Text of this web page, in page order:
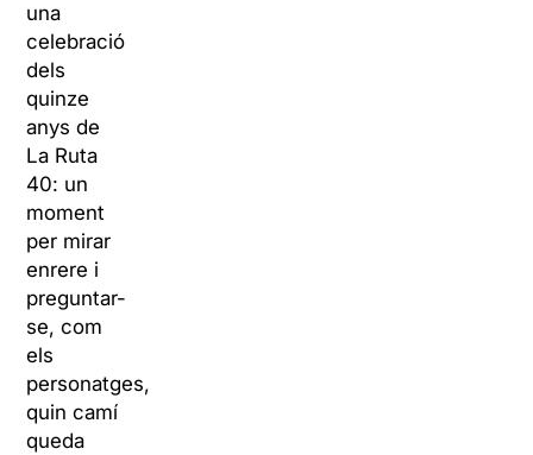
una
celebració
dels
quinze
anys de
La Ruta
40: un
moment
per mirar
enrere i
preguntar-
se, com
els
personatges,
quin camí
queda